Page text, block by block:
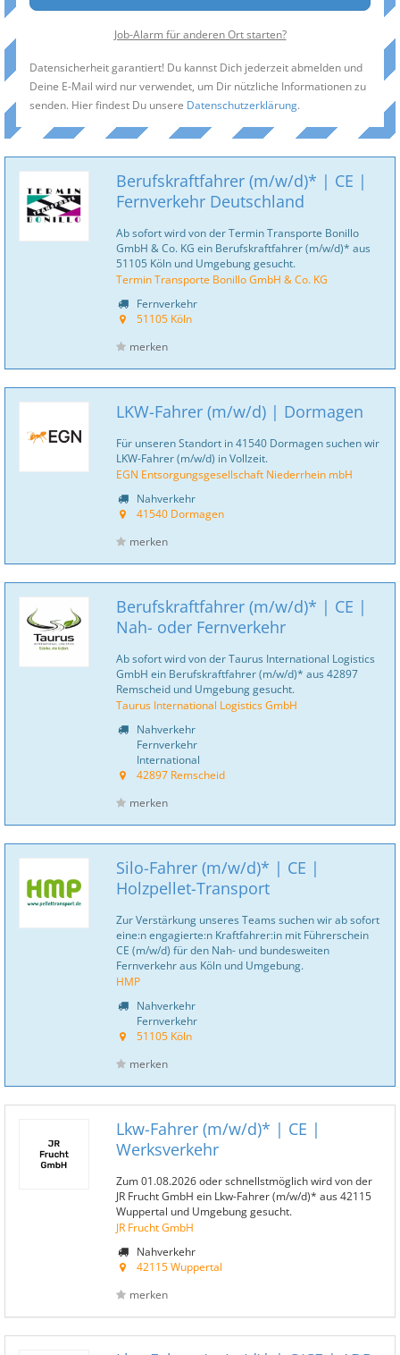
Job-Alarm für anderen Ort starten?
Datensicherheit garantiert! Du kannst Dich jederzeit abmelden und
Deine E-Mail wird nur verwendet, um Dir nützliche Informationen zu
senden. Hier findest Du unsere Datenschutzerklärung.
Berufskraftfahrer (m/w/d)* | CE |
Fernverkehr Deutschland
Ab sofort wird von der Termin Transporte Bonillo
GmbH & Co. KG ein Berufskraftfahrer (m/w/d)* aus
51105 Köln und Umgebung gesucht.
Termin Transporte Bonillo GmbH & Co. KG
Fernverkehr
51105 Köln
merken
LKW-Fahrer (m/w/d) | Dormagen
Für unseren Standort in 41540 Dormagen suchen wir
LKW-Fahrer (m/w/d) in Vollzeit.
EGN Entsorgungsgesellschaft Niederrhein mbH
Nahverkehr
41540 Dormagen
merken
Berufskraftfahrer (m/w/d)* | CE |
Nah- oder Fernverkehr
Ab sofort wird von der Taurus International Logistics
GmbH ein Berufskraftfahrer (m/w/d)* aus 42897
Remscheid und Umgebung gesucht.
Taurus International Logistics GmbH
Nahverkehr
Fernverkehr
International
42897 Remscheid
merken
Silo-Fahrer (m/w/d)* | CE |
Holzpellet-Transport
Zur Verstärkung unseres Teams suchen wir ab sofort
eine:n engagierte:n Kraftfahrer:in mit Führerschein
CE (m/w/d) für den Nah- und bundesweiten
Fernverkehr aus Köln und Umgebung.
HMP
Nahverkehr
Fernverkehr
51105 Köln
merken
Lkw-Fahrer (m/w/d)* | CE |
Werksverkehr
Zum 01.08.2026 oder schnellstmöglich wird von der
JR Frucht GmbH ein Lkw-Fahrer (m/w/d)* aus 42115
Wuppertal und Umgebung gesucht.
JR Frucht GmbH
Nahverkehr
42115 Wuppertal
merken